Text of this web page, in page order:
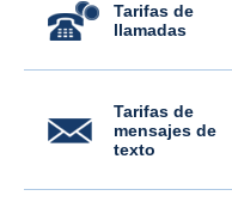
Tarifas de
llamadas
Tarifas de
mensajes de
texto